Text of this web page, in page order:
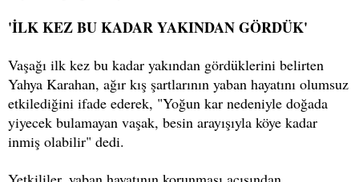
'İLK KEZ BU KADAR YAKINDAN GÖRDÜK'
Vaşağı ilk kez bu kadar yakından gördüklerini belirten
Yahya Karahan, ağır kış şartlarının yaban hayatını olumsuz
etkilediğini ifade ederek, "Yoğun kar nedeniyle doğada
yiyecek bulamayan vaşak, besin arayışıyla köye kadar
inmiş olabilir" dedi.